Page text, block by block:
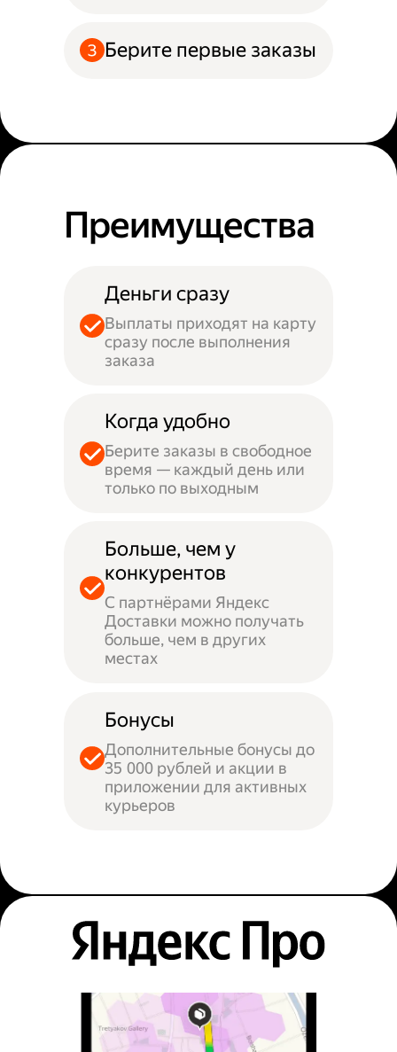
Берите первые заказы
Преимущества
Деньги сразу
Выплаты приходят на карту
сразу после выполнения
заказа
Когда удобно
Берите заказы в свободное
время — каждый день или
только по выходным
Больше, чем у
конкурентов
С партнёрами Яндекс
Доставки можно получать
больше, чем в других
местах
Бонусы
Дополнительные бонусы до
35 000 рублей и акции в
приложении для активных
курьеров